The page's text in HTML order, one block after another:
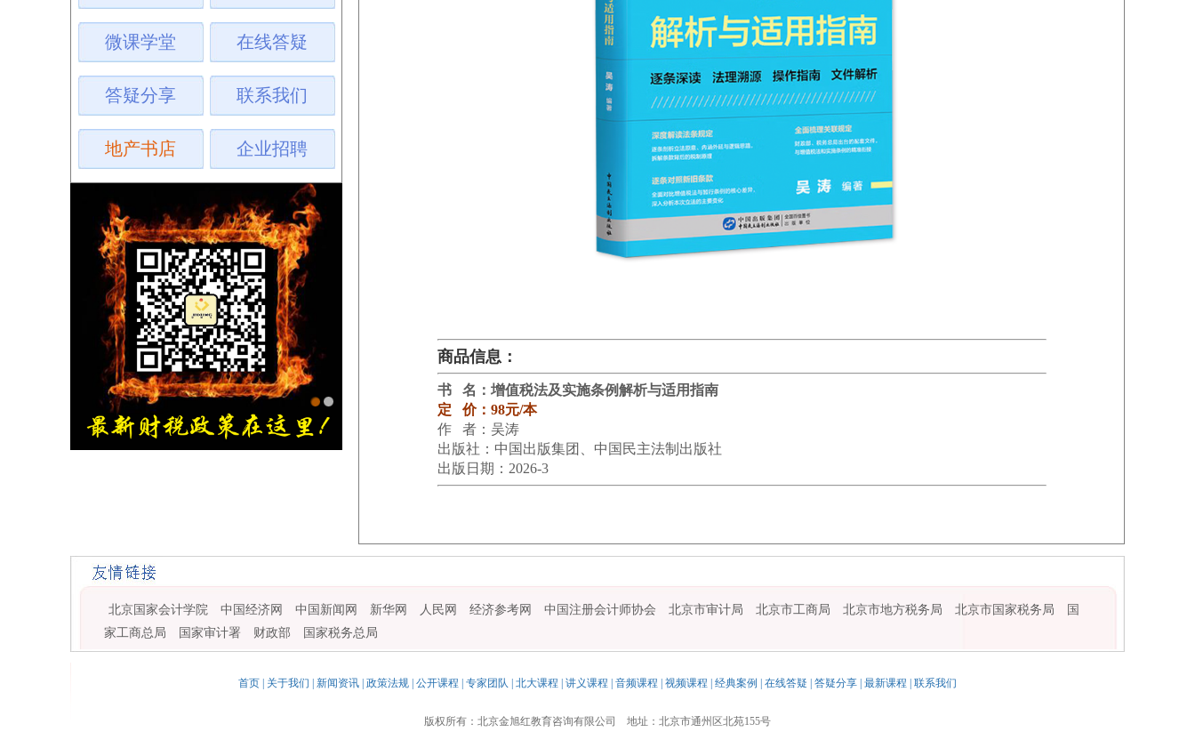
微课学堂 在线答疑
答疑分享 联系我们
地产书店 企业招聘
商品信息：
书 名：增值税法及实施条例解析与适用指南
定 价：98元/本
作 者：吴涛
出版社：中国出版集团、中国民主法制出版社
出版日期：2026-3
北京国家会计学院 中国经济网 中国新闻网 新华网 人民网 经济参考网 中国注册会计师协会 北京市审计局 北京市工商局 北京市地方税务局 北京市国家税务局
国
家工商总局
国家审计署 财政部 国家税务总局
首页 关于我们 新闻资讯 政策法规 公开课程 专家团队 北大课程 讲义课程 音频课程 视频课程 经典案例 在线答疑 答疑分享 最新课程 联系我们
版权所有：北京金旭红教育咨询有限公司 地址：北京市通州区北苑155号